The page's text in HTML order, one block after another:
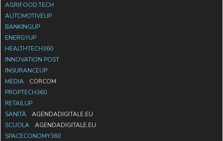
AGRIFOOD.TECH
AUTOMOTIVEUP
BANKINGUP
ENERGYUP
HEALTHTECH360
INNOVATION POST
INSURANCEUP
MEDIA
CORCOM
PROPTECH360
RETAILUP
SANITÀ
AGENDADIGITALE.EU
SCUOLA
AGENDADIGITALE.EU
SPACECONOMY360